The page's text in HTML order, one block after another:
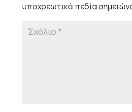
υποχρεωτικά πεδία